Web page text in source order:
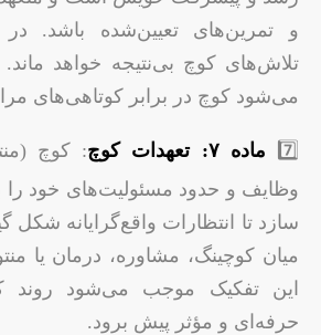
و تمرین‌های تعیین‌شده باشد.
تلاش‌های کوچ بی‌نتیجه خواهد
می‌شود کوچ در برابر کوتاهی‌های
7️⃣ ماده ۷: تعهدات کوچ
: کوچ
وظایف و حدود مسئولیت‌های خود
سازد تا انتظارات واقع‌گرایانه شکل
میان کوچینگ، مشاوره، درمان یا
این تفکیک موجب می‌شود روند
حرفه‌ای و مؤثر پیش برود.